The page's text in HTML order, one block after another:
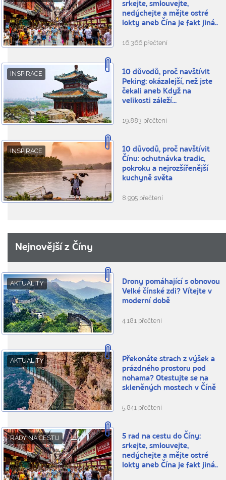
srkejte, smlouvejte,
nedýchejte a mějte ostré
lokty aneb Čína je fakt jiná..
16.366 přečtení
INSPIRACE
10 důvodů, proč navštívit
Peking: okázalejší, než jste
čekali aneb Když na
velikosti záleží...
19.883 přečtení
INSPIRACE
10 důvodů, proč navštívit
Čínu: ochutnávka tradic,
pokroku a nejrozšířenější
kuchyně světa
8.995 přečtení
Nejnovější z Číny
AKTUALITY
Drony pomáhající s obnovou
Velké čínské zdi? Vítejte v
moderní době
4.181 přečtení
AKTUALITY
Překonáte strach z výšek a
prázdného prostoru pod
nohama? Otestujte se na
skleněných mostech v Číně
5.841 přečtení
RADY NA CESTU
5 rad na cestu do Číny:
srkejte, smlouvejte,
nedýchejte a mějte ostré
lokty aneb Čína je fakt jiná..